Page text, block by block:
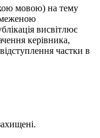
мовою) на тему
висвітлює
керівника,
частки в